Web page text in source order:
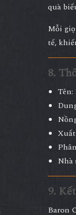
quà
Mỗi
tế,
8.
Tên:
Nhà
9.
Baron